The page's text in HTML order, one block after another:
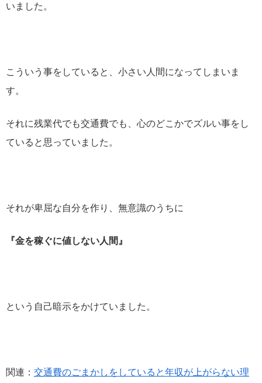
いました。
こういう事をしていると、小さい人間になってしまいま
す。
それに残業代でも交通費でも、心のどこかでズルい事をし
ていると思っていました。
それが卑屈な自分を作り、無意識のうちに
『金を稼ぐに値しない人間』
という自己暗示をかけていました。
関連： 交通費のごまかしをしていると年収が上がらない理